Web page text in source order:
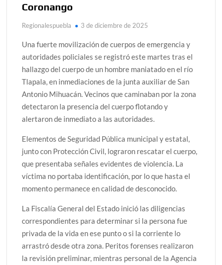
Coronango
Regionalespuebla 3 de diciembre de 2025
Una fuerte movilización de cuerpos de emergencia y
autoridades policiales se registró este martes tras el
hallazgo del cuerpo de un hombre maniatado en el río
Tlapala, en inmediaciones de la junta auxiliar de San
Antonio Mihuacán. Vecinos que caminaban por la zona
detectaron la presencia del cuerpo flotando y
alertaron de inmediato a las autoridades.
Elementos de Seguridad Pública municipal y estatal,
junto con Protección Civil, lograron rescatar el cuerpo,
que presentaba señales evidentes de violencia. La
víctima no portaba identificación, por lo que hasta el
momento permanece en calidad de desconocido.
La Fiscalía General del Estado inició las diligencias
correspondientes para determinar si la persona fue
privada de la vida en ese punto o si la corriente lo
arrastró desde otra zona. Peritos forenses realizaron
la revisión preliminar, mientras personal de la Agencia